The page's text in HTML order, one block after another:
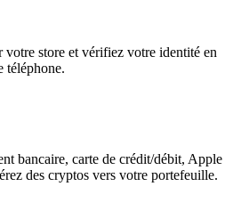
store et vérifiez votre identité en
téléphone.
bancaire, carte de crédit/débit, Apple
des cryptos vers votre portefeuille.